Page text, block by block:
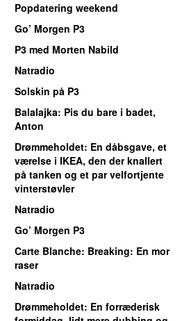
Popdatering weekend
Go’ Morgen P3
P3 med Morten Nabild
Natradio
Solskin på P3
Balalajka: Pis du bare i badet,
Anton
Drømmeholdet: En dåbsgave, et
værelse i IKEA, den der knallert
på tanken og et par velfortjente
vinterstøvler
Natradio
Go’ Morgen P3
Carte Blanche: Breaking: En mor
raser
Natradio
Drømmeholdet: En forræderisk